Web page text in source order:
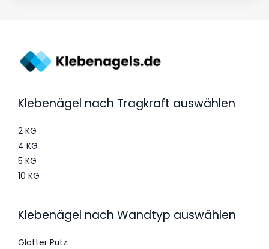
Klebenägel nach Tragkraft auswählen
2 KG
4 KG
5 KG
10 KG
Klebenägel nach Wandtyp auswählen
Glatter Putz